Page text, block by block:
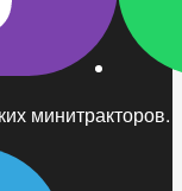
минитракторов.